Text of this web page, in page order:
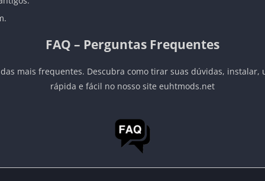
FAQ – Perguntas Frequentes
mais frequentes. Descubra como tirar suas dúvidas,
rápida e fácil no nosso site euhtmods.net